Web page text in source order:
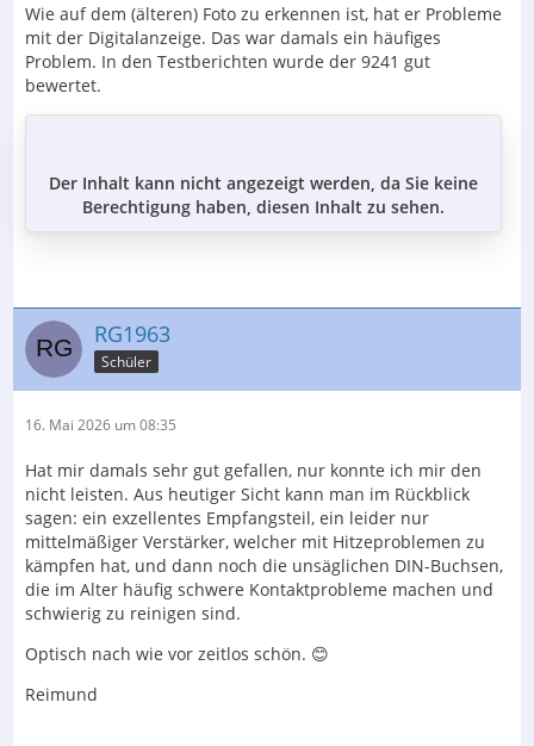
Wie auf dem (älteren) Foto zu erkennen ist, hat er Probleme
mit der Digitalanzeige. Das war damals ein häufiges
Problem. In den Testberichten wurde der 9241 gut
bewertet.
Der Inhalt kann nicht angezeigt werden, da Sie keine
Berechtigung haben, diesen Inhalt zu sehen.
RG1963
Schüler
16. Mai 2026 um 08:35
Hat mir damals sehr gut gefallen, nur konnte ich mir den
nicht leisten. Aus heutiger Sicht kann man im Rückblick
sagen: ein exzellentes Empfangsteil, ein leider nur
mittelmäßiger Verstärker, welcher mit Hitzeproblemen zu
kämpfen hat, und dann noch die unsäglichen DIN-Buchsen,
die im Alter häufig schwere Kontaktprobleme machen und
schwierig zu reinigen sind.
Optisch nach wie vor zeitlos schön. 😊
Reimund